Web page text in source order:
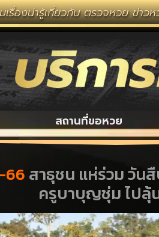
วกับ ตรวจหวย ข่าวหวยซอง หวย
สถานที่ขอหวย
66สาธุชน แห่ร่วม วัน
ครูบาบุญชุ่ม ไปลุ้